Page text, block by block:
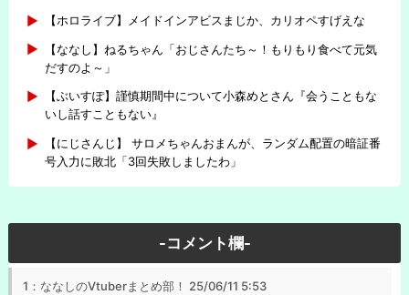
【ホロライブ】メイドインアビスまじか、カリオペすげえな
【ななし】ねるちゃん「おじさんたち～！もりもり食べて元気
だすのよ～」
【ぶいすぽ】謹慎期間中について小森めとさん『会うこともな
いし話すこともない』
【にじさんじ】 サロメちゃんおまんが、ランダム配置の暗証番
号入力に敗北「3回失敗しましたわ」
-コメント欄-
1：ななしのVtuberまとめ部！ 25/06/11 5:53